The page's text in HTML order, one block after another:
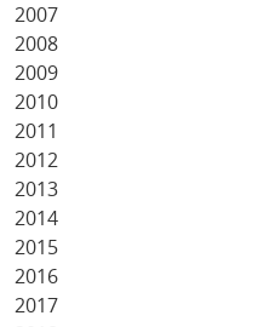
2007
2008
2009
2010
2011
2012
2013
2014
2015
2016
2017